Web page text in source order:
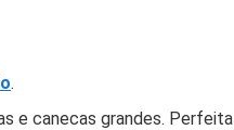
.
e canecas grandes.